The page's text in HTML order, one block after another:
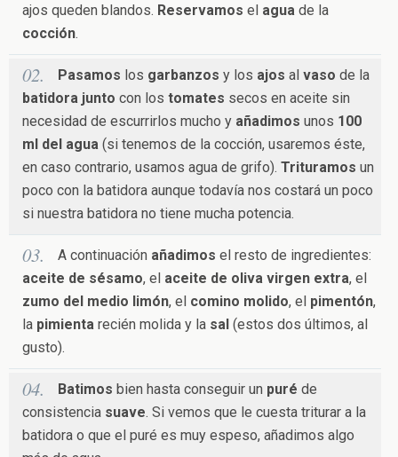
ajos queden blandos. Reservamos el agua de la
cocción.
Pasamos los garbanzos y los ajos al vaso de la
batidora junto con los tomates secos en aceite sin
necesidad de escurrirlos mucho y añadimos unos 100
ml del agua (si tenemos de la cocción, usaremos éste,
en caso contrario, usamos agua de grifo). Trituramos un
poco con la batidora aunque todavía nos costará un poco
si nuestra batidora no tiene mucha potencia.
A continuación añadimos el resto de ingredientes:
aceite de sésamo, el aceite de oliva virgen extra, el
zumo del medio limón, el comino molido, el pimentón,
la pimienta recién molida y la sal (estos dos últimos, al
gusto).
Batimos bien hasta conseguir un puré de
consistencia suave. Si vemos que le cuesta triturar a la
batidora o que el puré es muy espeso, añadimos algo